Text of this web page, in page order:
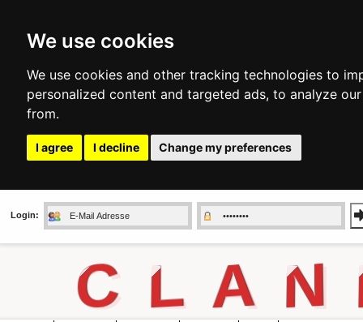
We use cookies
We use cookies and other tracking technologies to
personalized content and targeted ads, to analyze
from.
I agree I decline Change my preferences
Login:
C L A N